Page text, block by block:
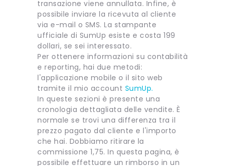
transazione viene annullata. Infine, è
possibile inviare la ricevuta al cliente
via e-mail o SMS. La stampante
ufficiale di SumUp esiste e costa 199
dollari, se sei interessato.
Per ottenere informazioni su contabilità
e reporting, hai due metodi:
l'applicazione mobile o il sito web
tramite il mio account SumUp.
In queste sezioni è presente una
cronologia dettagliata delle vendite. È
normale se trovi una differenza tra il
prezzo pagato dal cliente e l'importo
che hai. Dobbiamo ritirare la
commissione 1,75. In questa pagina, è
possibile effettuare un rimborso in un